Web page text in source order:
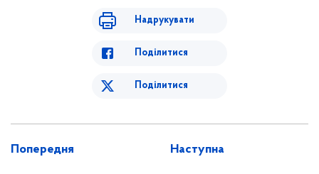
Надрукувати
Поділитися
Поділитися
Попередня Наступна